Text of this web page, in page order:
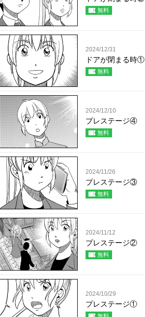
無料
2024/12/31
ドアが閉まる時①
無料
2024/12/10
プレステージ④
無料
2024/11/26
プレステージ③
無料
2024/11/12
プレステージ②
無料
2024/10/29
プレステージ①